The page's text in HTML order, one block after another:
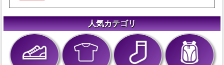
人気カテゴリ